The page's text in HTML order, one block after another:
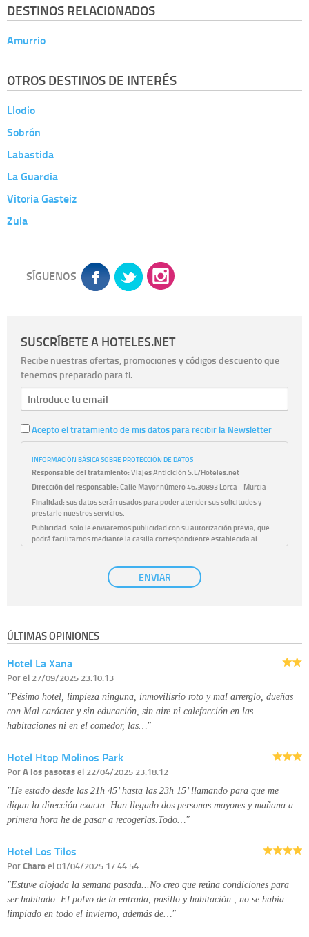
DESTINOS RELACIONADOS
Amurrio
OTROS DESTINOS DE INTERÉS
Llodio
Sobrón
Labastida
La Guardia
Vitoria Gasteiz
Zuia
SÍGUENOS
SUSCRÍBETE A HOTELES.NET
Recibe nuestras ofertas, promociones y códigos descuento que
tenemos preparado para ti.
Acepto el tratamiento de mis datos para recibir la Newsletter
INFORMACIÓN BÁSICA SOBRE PROTECCIÓN DE DATOS
Responsable del tratamiento:Viajes Anticiclón S.L/Hoteles.net
Dirección del responsable:Calle Mayor número 46,30893 Lorca - Murcia
Finalidad:sus datos serán usados para poder atender sus solicitudes y
prestarle nuestros servicios.
Publicidad:solo le enviaremos publicidad con su autorización previa, que
podrá facilitarnos mediante la casilla correspondiente establecida al
efecto.
únicamente trataremos sus datos con su consentimiento
previo, que podrá facilitarnos mediante la casilla correspondiente
Derechos:tiene derecho a saber qué información tenemos sobre usted,
disponible en nuestra página web.
Información complementaria:
ENVIAR
ÚLTIMAS OPINIONES
Hotel La Xana
Porel 27/09/2025 23:10:13
"Pésimo hotel, limpieza ninguna, inmovilisrio roto y mal arrerglo, dueñas
con Mal carácter y sin educación, sin aire ni calefacción en las
habitaciones ni en el comedor, las…"
Hotel Htop Molinos Park
PorA los pasotasel 22/04/2025 23:18:12
"He estado desde las 21h 45’ hasta las 23h 15’ llamando para que me
digan la dirección exacta. Han llegado dos personas mayores y mañana a
primera hora he de pasar a recogerlas.Todo…"
Hotel Los Tilos
PorCharoel 01/04/2025 17:44:54
"Estuve alojada la semana pasada...No creo que reúna condiciones para
ser habitado. El polvo de la entrada, pasillo y habitación , no se había
limpiado en todo el invierno, además de…"